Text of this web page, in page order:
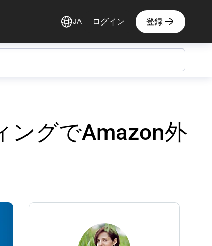
JA ログイン 登録
ングでAmazon外